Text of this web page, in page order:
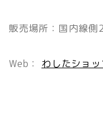
販売場所：国内線側
Web： わしたショ